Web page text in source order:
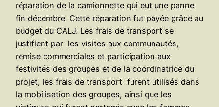
réparation de la camionnette qui eut une panne
fin décembre. Cette réparation fut payée grâce au
budget du CALJ. Les frais de transport se
justifient par les visites aux communautés,
remise commerciales et participation aux
festivités des groupes et de la coordinatrice du
projet, les frais de transport furent utilisés dans
la mobilisation des groupes, ainsi que les